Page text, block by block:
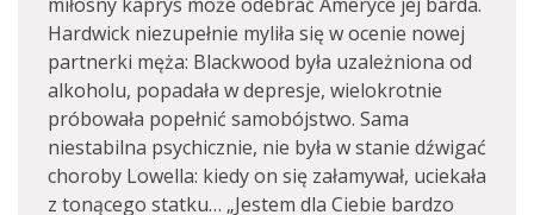
Hardwick niezupełnie myliła się w ocenie nowej
partnerki męża: Blackwood była uzależniona od
alkoholu, popadała w depresje, wielokrotnie
próbowała popełnić samobójstwo. Sama
niestabilna psychicznie, nie była w stanie dźwigać
choroby Lowella: kiedy on się załamywał, uciekała
z tonącego statku… „Jestem dla Ciebie bardzo